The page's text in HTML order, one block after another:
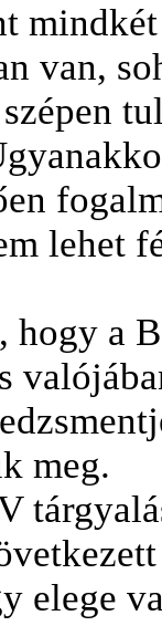
van,
lehet
a
meg.
elege